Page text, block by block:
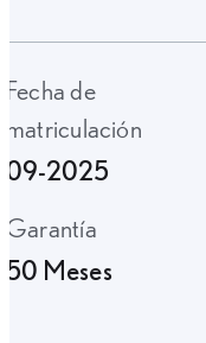
Fecha de
matriculación
09-2025
Garantía
50 Meses